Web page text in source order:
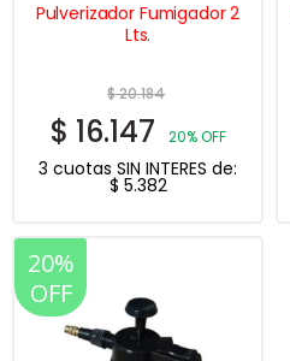
Pulverizador Fumigador 2
Lts.
$20.184
$ 16.147 20% OFF
3 cuotas SIN INTERES de:
$ 5.382
20%
OFF